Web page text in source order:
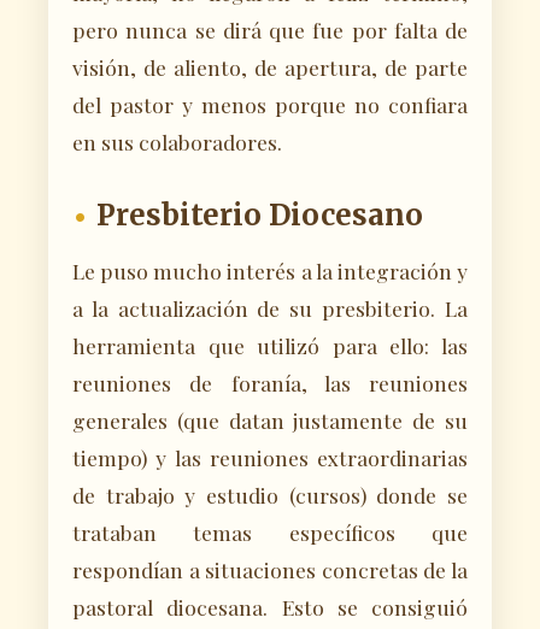
pero nunca se dirá que fue por falta de
visión, de aliento, de apertura, de parte
del pastor y menos porque no confiara
en sus colaboradores.
Presbiterio Diocesano
Le puso mucho interés a la integración y
a la actualización de su presbiterio. La
herramienta que utilizó para ello: las
reuniones de foranía, las reuniones
generales (que datan justamente de su
tiempo) y las reuniones extraordinarias
de trabajo y estudio (cursos) donde se
trataban temas específicos que
respondían a situaciones concretas de la
pastoral diocesana. Esto se consiguió